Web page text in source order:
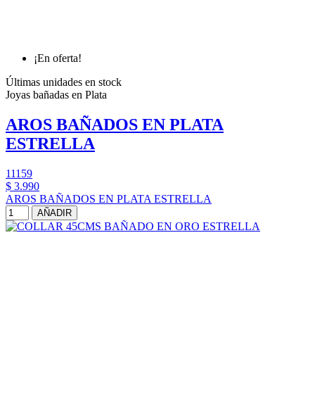
¡En oferta!
Últimas unidades en stock
Joyas bañadas en Plata
AROS BAÑADOS EN PLATA
ESTRELLA
11159
$ 3.990
AROS BAÑADOS EN PLATA ESTRELLA
AÑADIR